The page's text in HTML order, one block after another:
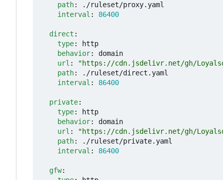
path:
./ruleset/proxy.yaml
interval : 86400
direct :
type:
http
behavior:
domain
url :
"https://cdn.jsdelivr.net/gh/
path:
./ruleset/direct.yaml
interval : 86400
private:
type:
http
behavior:
domain
url :
"https://cdn.jsdelivr.net/gh/
path:
./ruleset/private.yaml
interval : 86400
gfw: